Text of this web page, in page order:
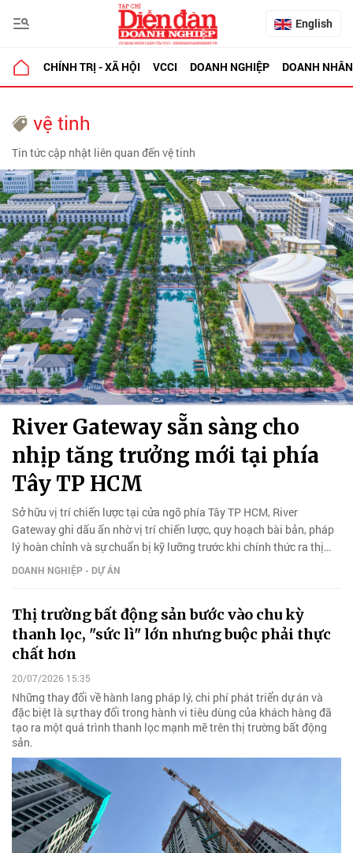
English
CHÍNH TRỊ - XÃ HỘI VCCI DOANH NGHIỆP DOANH NHÂN
vệ tinh
Tin tức cập nhật liên quan đến vệ tinh
River Gateway sẵn sàng cho
nhịp tăng trưởng mới tại phía
Tây TP HCM
Sở hữu vị trí chiến lược tại cửa ngõ phía Tây TP HCM, River
Gateway ghi dấu ấn nhờ vị trí chiến lược, quy hoạch bài bản, pháp
lý hoàn chỉnh và sự chuẩn bị kỹ lưỡng trước khi chính thức ra thị
trường.
DOANH NGHIỆP - DỰ ÁN
Thị trường bất động sản bước vào chu kỳ
thanh lọc, "sức lì" lớn nhưng buộc phải thực
chất hơn
20/07/2026 15:35
Những thay đổi về hành lang pháp lý, chi phí phát triển dự án và
đặc biệt là sự thay đổi trong hành vi tiêu dùng của khách hàng đã
tạo ra một quá trình thanh lọc mạnh mẽ trên thị trường bất động
sản.